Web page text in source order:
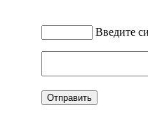
Введите